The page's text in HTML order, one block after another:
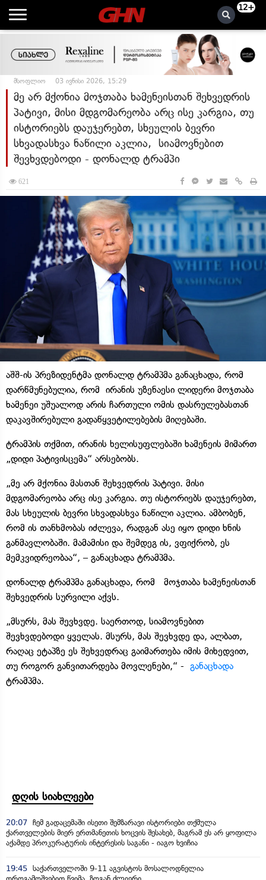
12+
მსოფლიო 03 ივნისი 2026, 15:29
მე არ მქონია მოჯთაბა ხამენეისთან შეხვედრის
პატივი, მისი მდგომარეობა არც ისე კარგია, თუ
ისტორიებს დაუჯერებთ, სხეულის ბევრი
სხვადასხვა ნაწილი აკლია, სიამოვნებით
შევხვდებოდი - დონალდ ტრამპი
621
აშშ-ის პრეზიდენტმა დონალდ ტრამპმა განაცხადა, რომ
დარწმუნებულია, რომ ირანის უზენაესი ლიდერი მოჯთაბა
ხამენეი უშუალოდ არის ჩართული ომის დასრულებასთან
დაკავშირებული გადაწყვეტილებების მიღებაში.
ტრამპის თქმით, ირანის ხელისუფლებაში ხამენეის მიმართ
„დიდი პატივისცემა“ არსებობს.
„მე არ მქონია მასთან შეხვედრის პატივი. მისი
მდგომარეობა არც ისე კარგია. თუ ისტორიებს დაუჯერებთ,
მას სხეულის ბევრი სხვადასხვა ნაწილი აკლია. ამბობენ,
რომ ის თანხმობას იძლევა, რადგან ასე იყო დიდი ხნის
განმავლობაში. მამამისი და შემდეგ ის, ვფიქრობ, ეს
მემკვიდრეობაა“, – განაცხადა ტრამპმა.
დონალდ ტრამპმა განაცხადა, რომ მოჯთაბა ხამენეისთან
შეხვედრის სურვილი აქვს.
„მსურს, მას შევხვდე. საერთოდ, სიამოვნებით
შევხვდებოდი ყველას. მსურს, მას შევხვდე და, ალბათ,
რაღაც ეტაპზე ეს შეხვედრაც გაიმართება იმის მიხედვით,
თუ როგორ განვითარდება მოვლენები,“ - განაცხადა
ტრამპმა.
დღის სიახლეები
20:07 ჩემ გადაცემაში ისეთი შემზარავი ისტორიები თქმულა
ქართველების მიერ ერთმანეთის ხოცვის შესახებ, მაგრამ ეს არ ყოფილა
აქამდე პროკურატურის ინტერესის საგანი - იაგო ხვიჩია
19:45 საქართველოში 9-11 აგვისტოს მოსალოდნელია